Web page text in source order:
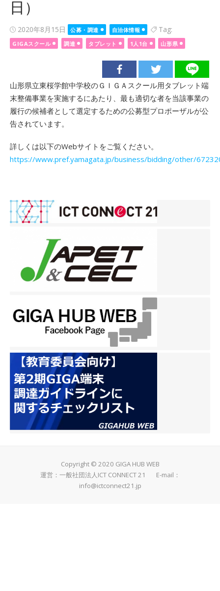
日）
Posted
on
2020年8月15日 公募・調達 自治体情報 Tag:
GIGAスクール 調達 タブレット 1人1台 山形県
山形県立東桜学館中学校のＧＩＧＡスクール用タブレット端
末整備事業を実施するにあたり、最も適切な者を当該事業の
履行の候補者として選定するための公募型プロポーザルが公
告されています。
詳しくは以下のWebサイトをご覧ください。
https://www.pref.yamagata.jp/business/bidding/other/
Copyright © 2020 GIGA HUB WEB
運営：一般社団法人ICT CONNECT 21 E-mail：
info@ictconnect21.jp